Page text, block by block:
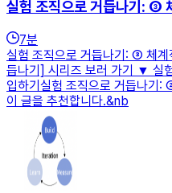
실험 조직으로 거듭나기: ③
7분
실험 조직으로 거듭나기: ③ 체계
듭나기] 시리즈 보러 가기 ▼ 실
입하기실험 조직으로 거듭나기:
이 글을 추천합니다.&nb